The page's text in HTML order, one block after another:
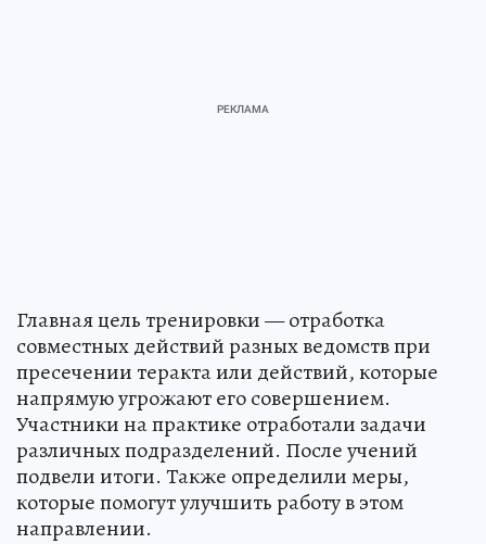
Главная цель тренировки — отработка
совместных действий разных ведомств при
пресечении теракта или действий, которые
напрямую угрожают его совершением.
Участники на практике отработали задачи
различных подразделений. После учений
подвели итоги. Также определили меры,
которые помогут улучшить работу в этом
направлении.